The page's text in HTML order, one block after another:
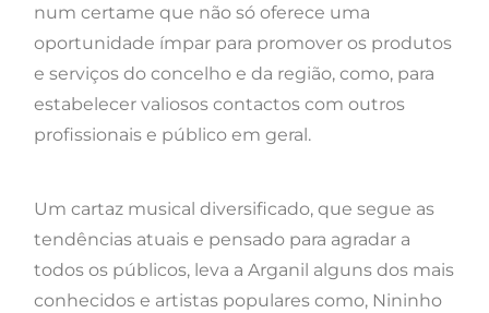
num certame que não só oferece uma
oportunidade ímpar para promover os produtos
e serviços do concelho e da região, como, para
estabelecer valiosos contactos com outros
profissionais e público em geral.
Um cartaz musical diversificado, que segue as
tendências atuais e pensado para agradar a
todos os públicos, leva a Arganil alguns dos mais
conhecidos e artistas populares como, Nininho